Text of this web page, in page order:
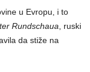
u Evropu, i to
Rundschaua, ruski
da stiže na